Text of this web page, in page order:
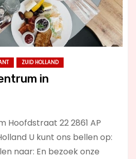
ZUID HOLLAND
in
Hoofdstraat 22 2861 AP
U kunt ons bellen op:
naar: En bezoek onze